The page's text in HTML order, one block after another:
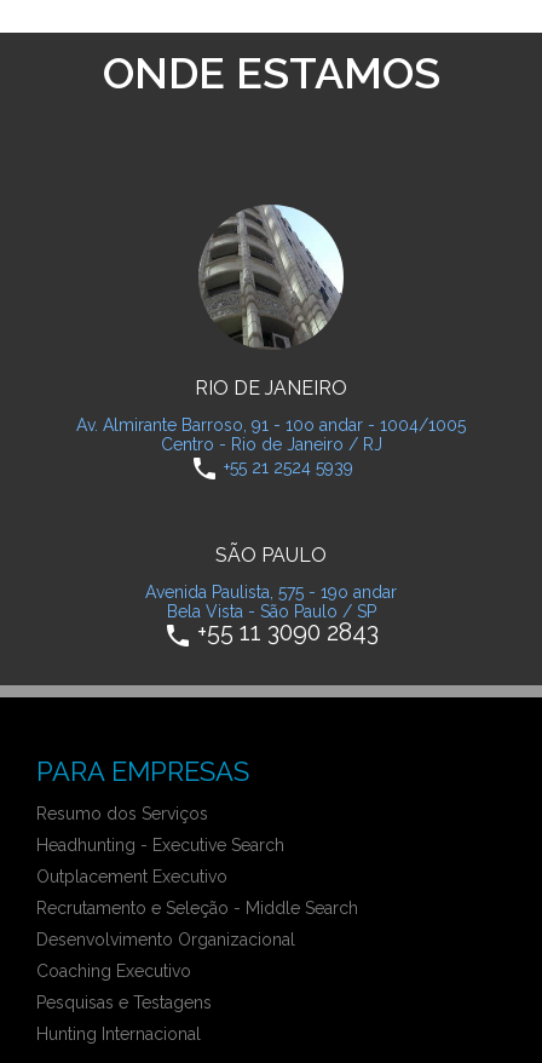
ONDE ESTAMOS
RIO DE JANEIRO
Av. Almirante Barroso, 91 - 10o andar - 1004/1005
Centro - Rio de Janeiro / RJ
phone +55 21 2524 5939
SÃO PAULO
Avenida Paulista, 575 - 19o andar
Bela Vista - São Paulo / SP
phone +55 11 3090 2843
PARA EMPRESAS
Resumo dos Serviços
Headhunting - Executive Search
Outplacement Executivo
Recrutamento e Seleção - Middle Search
Desenvolvimento Organizacional
Coaching Executivo
Pesquisas e Testagens
Hunting Internacional